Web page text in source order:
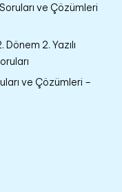
Soruları ve Çözümleri
Dönem 2. Yazılı
ve Çözümleri –